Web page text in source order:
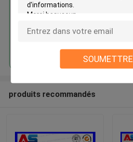
SOUMETTRE
spécifiques
produits recommandés